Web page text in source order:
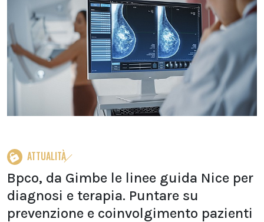
ATTUALITÀ
Bpco, da Gimbe le linee guida Nice per
diagnosi e terapia. Puntare su
prevenzione e coinvolgimento pazienti